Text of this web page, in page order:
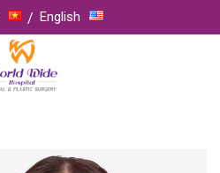
English